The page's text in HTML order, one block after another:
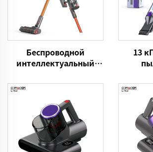
Беспроводной
интеллектуальный
BLDC500W
13
Brand
для
уходу